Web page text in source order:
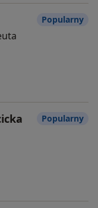
Popularny
Popularny